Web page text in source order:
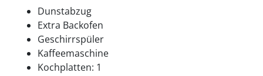
Dunstabzug
Extra Backofen
Geschirrspüler
Kaffeemaschine
Kochplatten: 1